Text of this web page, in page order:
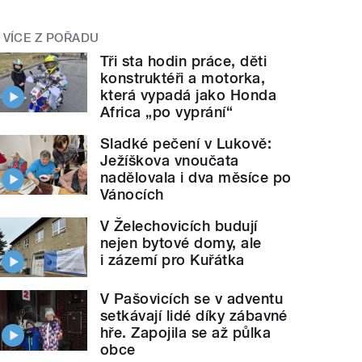
VÍCE Z POŘADU
Tři sta hodin práce, děti
konstruktéři a motorka,
která vypadá jako Honda
Africa „po vyprání“
Sladké pečení v Lukově:
Ježíškova vnoučata
nadělovala i dva měsíce po
Vánocích
V Želechovicích budují
nejen bytové domy, ale
i zázemí pro Kuřátka
V Pašovicích se v adventu
setkávají lidé díky zábavné
hře. Zapojila se až půlka
obce